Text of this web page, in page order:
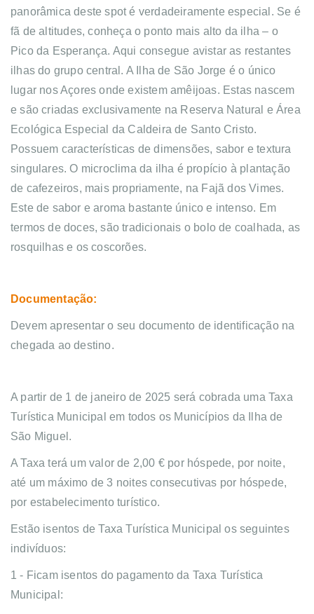
panorâmica deste spot é verdadeiramente especial. Se é
fã de altitudes, conheça o ponto mais alto da ilha – o
Pico da Esperança. Aqui consegue avistar as restantes
ilhas do grupo central. A Ilha de São Jorge é o único
lugar nos Açores onde existem amêijoas. Estas nascem
e são criadas exclusivamente na Reserva Natural e Área
Ecológica Especial da Caldeira de Santo Cristo.
Possuem características de dimensões, sabor e textura
singulares. O microclima da ilha é propício à plantação
de cafezeiros, mais propriamente, na Fajã dos Vimes.
Este de sabor e aroma bastante único e intenso. Em
termos de doces, são tradicionais o bolo de coalhada, as
rosquilhas e os coscorões.
Documentação:
Devem apresentar o seu documento de identificação na
chegada ao destino.
A partir de 1 de janeiro de 2025 será cobrada uma Taxa
Turística Municipal em todos os Municípios da Ilha de
São Miguel.
A Taxa terá um valor de 2,00 € por hóspede, por noite,
até um máximo de 3 noites consecutivas por hóspede,
por estabelecimento turístico.
Estão isentos de Taxa Turística Municipal os seguintes
indivíduos:
1 - Ficam isentos do pagamento da Taxa Turística
Municipal: